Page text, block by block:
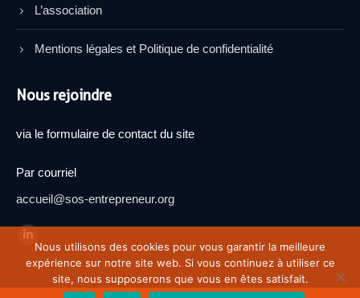
L’association
Mentions légales et Politique de confidentialité
Nous rejoindre
via le formulaire de contact du site
Par courriel
accueil@sos-entrepreneur.org
Trouvez nous sur :
La
page
LinkedIn
Nous utilisons des cookies pour vous garantir la meilleure
expérience sur notre site web. Si vous continuez à utiliser ce
site, nous supposerons que vous en êtes satisfait.